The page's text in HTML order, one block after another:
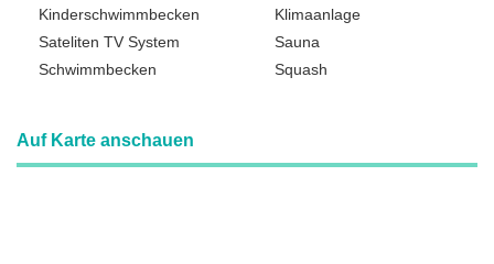
Kinderschwimmbecken
Klimaanlage
Sateliten TV System
Sauna
Schwimmbecken
Squash
Auf Karte anschauen